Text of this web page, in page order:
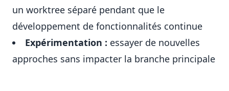
un worktree séparé pendant que le
développement de fonctionnalités continue
Expérimentation : essayer de nouvelles
approches sans impacter la branche principale